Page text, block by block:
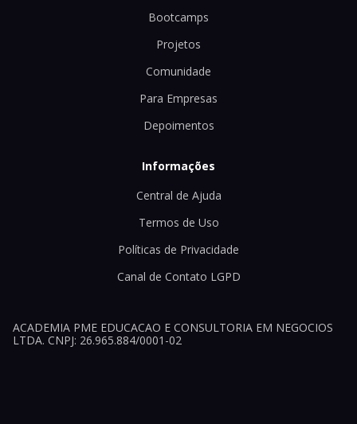
Bootcamps
Projetos
Comunidade
Para Empresas
Depoimentos
Informações
Central de Ajuda
Termos de Uso
Políticas de Privacidade
Canal de Contato LGPD
ACADEMIA PME EDUCACAO E CONSULTORIA EM NEGOCIOS
LTDA. CNPJ: 26.965.884/0001-02